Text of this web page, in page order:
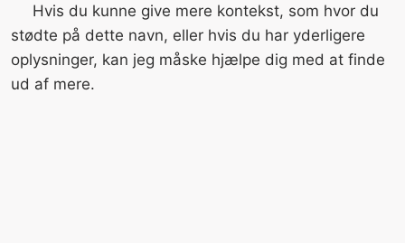
Hvis du kunne give mere kontekst, som hvor du
stødte på dette navn, eller hvis du har yderligere
oplysninger, kan jeg måske hjælpe dig med at finde
ud af mere.